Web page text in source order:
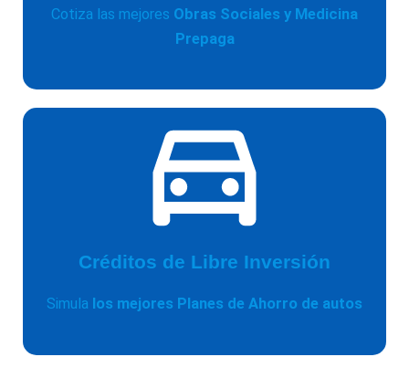
Cotiza las mejores Obras Sociales y Medicina
Prepaga
Créditos de Libre Inversión
Simula los mejores Planes de Ahorro de autos